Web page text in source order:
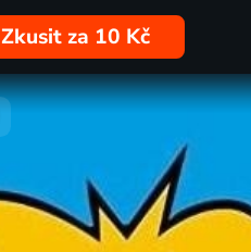
Zkusit za 10 Kč